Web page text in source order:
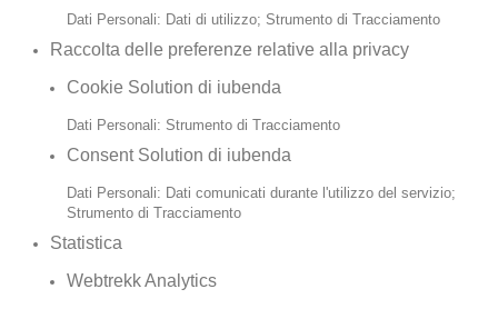
Dati Personali: Dati di utilizzo; Strumento di Tracciamento
Raccolta delle preferenze relative alla privacy
Cookie Solution di iubenda
Dati Personali: Strumento di Tracciamento
Consent Solution di iubenda
Dati Personali: Dati comunicati durante l'utilizzo del servizio;
Strumento di Tracciamento
Statistica
Webtrekk Analytics